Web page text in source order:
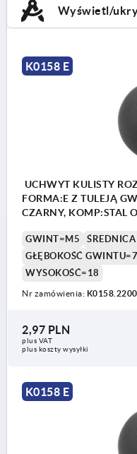
Wyświetl/
K0158 E
UCHWYT KULISTY
FORMA:E Z TULEJĄ
CZARNY, KOMP:STAL
GWINT=M5
GŁĘBOKOŚĆ
WYSOKOŚĆ=18
Nr zamówienia:
2,97 PLN
plus VAT
plus koszty wysyłki
K0158 E